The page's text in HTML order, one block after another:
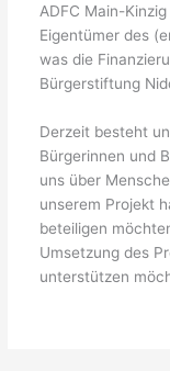
ADFC Main-
Eigentümer des
was die
Bürgerstiftung
Derzeit besteht
Bürgerinnen und
uns über
unserem Projekt
beteiligen
Umsetzung des
unterstützen